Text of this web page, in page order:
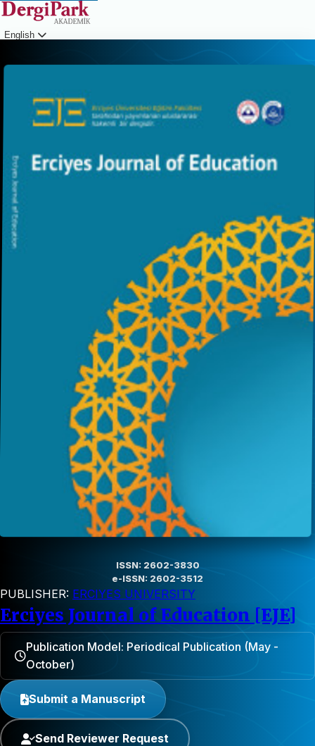
English
ISSN: 2602-3830
e-ISSN: 2602-3512
PUBLISHER: ERCIYES UNIVERSITY
Erciyes Journal of Education [EJE]
Publication Model: Periodical Publication (May -
October)
Submit a Manuscript
Send Reviewer Request